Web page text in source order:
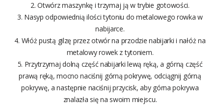
2. Otwórz maszynkę i trzymaj ją w trybie gotowości.
3. Nasyp odpowiednią ilości tytoniu do metalowego rowka w
nabijarce.
4. Włóż pustą gilzę przez otwór na przodzie nabijarki i nałóż na
metalowy rowek z tytoniem.
5. Przytrzymaj dolną część nabijarki lewą ręką, a górną część
prawą ręką, mocno naciśnij górną pokrywę, odciągnij górną
pokrywę, a następnie naciśnij przycisk, aby górna pokrywa
znalazła się na swoim miejscu.